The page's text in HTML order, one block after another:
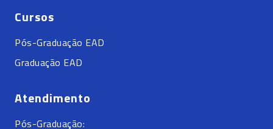
Cursos
Pós-Graduação EAD
Graduação EAD
Atendimento
Pós-Graduação: